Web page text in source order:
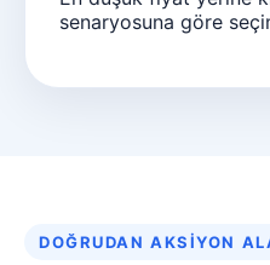
senaryosuna göre
DOĞRUDAN AKSIYON